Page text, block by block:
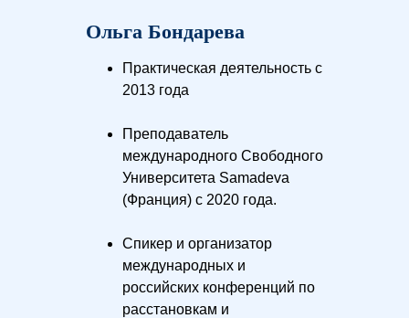
Ольга Бондарева
Практическая деятельность с
2013 года
Преподаватель
международного Свободного
Университета Samadeva
(Франция) с 2020 года.
Спикер и организатор
международных и
российских конференций по
расстановкам и